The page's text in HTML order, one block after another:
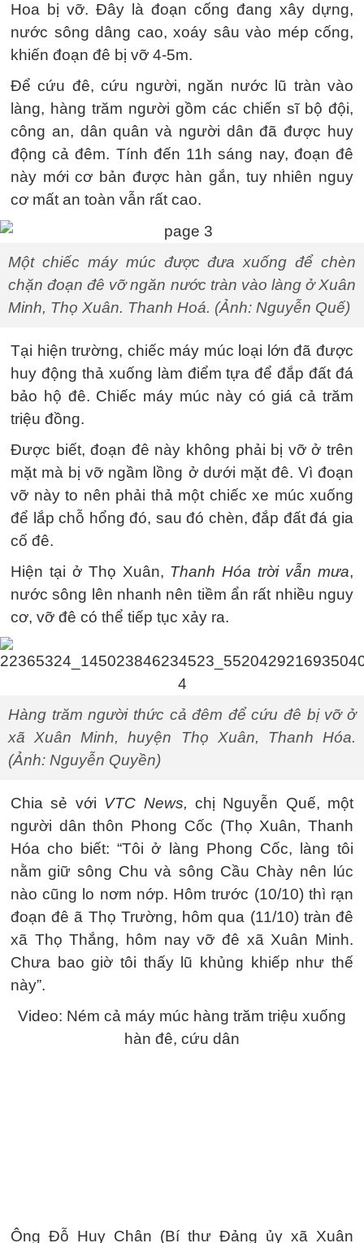
Hoa bị vỡ. Đây là đoạn cống đang xây dựng,
nước sông dâng cao, xoáy sâu vào mép cống,
khiến đoạn đê bị vỡ 4-5m.
Để cứu đê, cứu người, ngăn nước lũ tràn vào
làng, hàng trăm người gồm các chiến sĩ bộ đội,
công an, dân quân và người dân đã được huy
động cả đêm. Tính đến 11h sáng nay, đoạn đê
này mới cơ bản được hàn gắn, tuy nhiên nguy
cơ mất an toàn vẫn rất cao.
Một chiếc máy múc được đưa xuống để chèn
chặn đoạn đê vỡ ngăn nước tràn vào làng ở Xuân
Minh, Thọ Xuân. Thanh Hoá. (Ảnh: Nguyễn Quế)
Tại hiện trường, chiếc máy múc loại lớn đã được
huy động thả xuống làm điểm tựa để đắp đất đá
bảo hộ đê. Chiếc máy múc này có giá cả trăm
triệu đồng.
Được biết, đoạn đê này không phải bị vỡ ở trên
mặt mà bị vỡ ngầm lồng ở dưới mặt đê. Vì đoạn
vỡ này to nên phải thả một chiếc xe múc xuống
để lắp chỗ hổng đó, sau đó chèn, đắp đất đá gia
cố đê.
Hiện tại ở Thọ Xuân, Thanh Hóa trời vẫn mưa,
nước sông lên nhanh nên tiềm ẩn rất nhiều nguy
cơ, vỡ đê có thể tiếp tục xảy ra.
Hàng trăm người thức cả đêm để cứu đê bị vỡ ở
xã Xuân Minh, huyện Thọ Xuân, Thanh Hóa.
(Ảnh: Nguyễn Quyền)
Chia sẻ với VTC News, chị Nguyễn Quế, một
người dân thôn Phong Cốc (Thọ Xuân, Thanh
Hóa cho biết: “Tôi ở làng Phong Cốc, làng tôi
nằm giữ sông Chu và sông Cầu Chày nên lúc
nào cũng lo nơm nớp. Hôm trước (10/10) thì rạn
đoạn đê ã Thọ Trường, hôm qua (11/10) tràn đê
xã Thọ Thắng, hôm nay vỡ đê xã Xuân Minh.
Chưa bao giờ tôi thấy lũ khủng khiếp như thế
này”.
Video: Ném cả máy múc hàng trăm triệu xuống
hàn đê, cứu dân
Ông Đỗ Huy Chân (Bí thư Đảng ủy xã Xuân